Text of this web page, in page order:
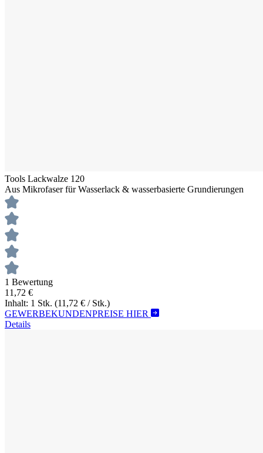
Tools Lackwalze 120
Aus Mikrofaser für Wasserlack & wasserbasierte Grundierungen
1 Bewertung
11,72 €
Inhalt: 1 Stk. (11,72 € / Stk.)
GEWERBEKUNDENPREISE HIER
Details